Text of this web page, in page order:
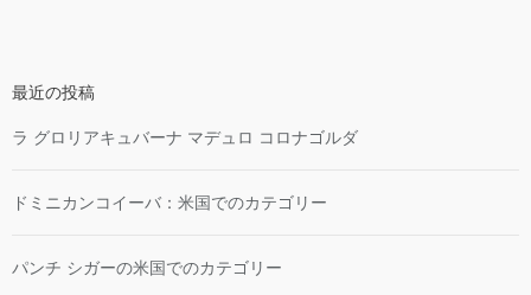
最近の投稿
ラ グロリアキュバーナ マデュロ コロナゴルダ
ドミニカンコイーバ：米国でのカテゴリー
パンチ シガーの米国でのカテゴリー